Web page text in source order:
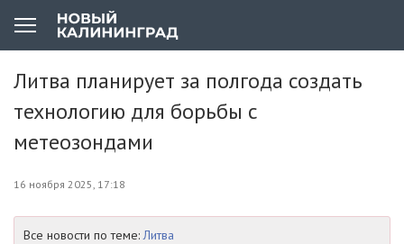
Литва планирует за полгода создать
технологию для борьбы с
метеозондами
16 ноября 2025, 17:18
Все новости по теме:Литва